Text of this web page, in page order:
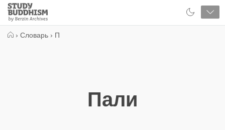
Close
Study
Buddhism
› Словарь › П
Пали